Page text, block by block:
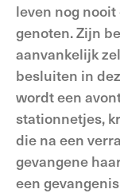
leven nog
genoten. Zijn
aanvankelijk
besluiten in
wordt een
stationnetjes,
die na een
gevangene
een